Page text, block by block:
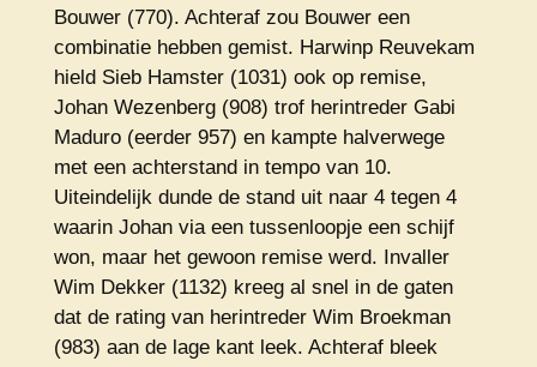
Bouwer (770). Achteraf zou Bouwer een
combinatie hebben gemist. Harwinp Reuvekam
hield Sieb Hamster (1031) ook op remise,
Johan Wezenberg (908) trof herintreder Gabi
Maduro (eerder 957) en kampte halverwege
met een achterstand in tempo van 10.
Uiteindelijk dunde de stand uit naar 4 tegen 4
waarin Johan via een tussenloopje een schijf
won, maar het gewoon remise werd. Invaller
Wim Dekker (1132) kreeg al snel in de gaten
dat de rating van herintreder Wim Broekman
(983) aan de lage kant leek. Achteraf bleek